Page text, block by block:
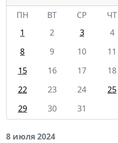
ПН
ВТ СР ЧТ
1
2 3 4
8
9 10 11
15
16 17 18
22
23 24 25
29
30 31
8 июля 2024